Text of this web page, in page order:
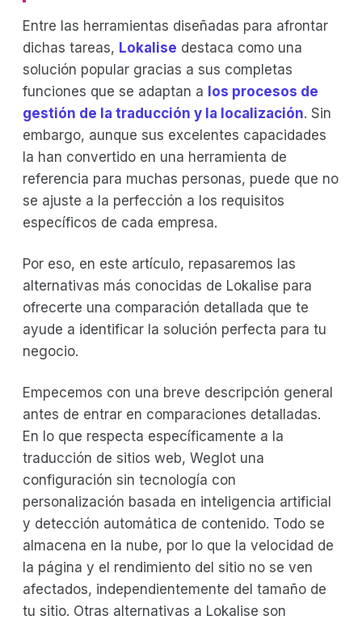
Entre las herramientas diseñadas para afrontar
dichas tareas, Lokalise destaca como una
solución popular gracias a sus completas
funciones que se adaptan a los procesos de
gestión de la traducción y la localización. Sin
embargo, aunque sus excelentes capacidades
la han convertido en una herramienta de
referencia para muchas personas, puede que no
se ajuste a la perfección a los requisitos
específicos de cada empresa.
Por eso, en este artículo, repasaremos las
alternativas más conocidas de Lokalise para
ofrecerte una comparación detallada que te
ayude a identificar la solución perfecta para tu
negocio.
Empecemos con una breve descripción general
antes de entrar en comparaciones detalladas.
En lo que respecta específicamente a la
traducción de sitios web, Weglot una
configuración sin tecnología con
personalización basada en inteligencia artificial
y detección automática de contenido. Todo se
almacena en la nube, por lo que la velocidad de
la página y el rendimiento del sitio no se ven
afectados, independientemente del tamaño de
tu sitio. Otras alternativas a Lokalise son